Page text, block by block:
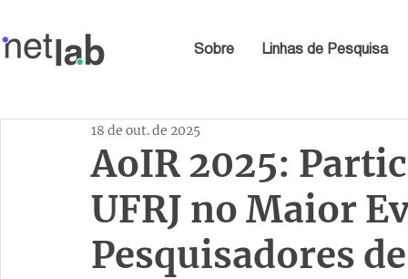
Sobre Linhas de Pesquisa
AoIR 2025:
UFRJ no Maior
Pesquisadores
18 de out. de 2025